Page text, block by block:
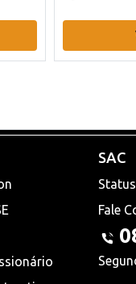
SAC
Fale